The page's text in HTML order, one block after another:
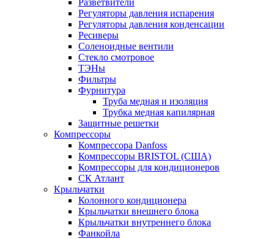
Разветвители
Регуляторы давления испарения
Регуляторы давления конденсации
Ресиверы
Соленоидные вентили
Стекло смотровое
ТЭНы
Фильтры
Фурнитура
Труба медная и изоляция
Трубка медная капилярная
Защитные решетки
Компрессоры
Компрессора Danfoss
Компрессоры BRISTOL (США)
Компрессоры для кондиционеров
СК Атлант
Крыльчатки
Колонного кондиционера
Крыльчатки внешнего блока
Крыльчатки внутреннего блока
Фанкойла